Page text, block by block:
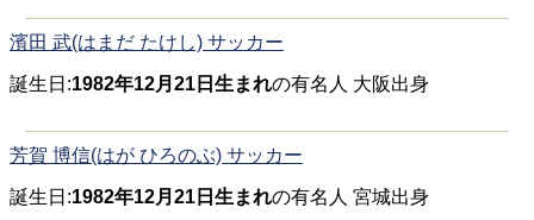
濱田 武(はまだ たけし) サッカー
誕生日:1982年12月21日生まれの有名人 大阪出身
芳賀 博信(はが ひろのぶ) サッカー
誕生日:1982年12月21日生まれの有名人 宮城出身